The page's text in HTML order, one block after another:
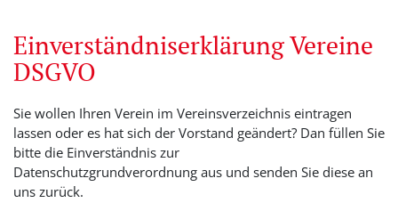
Einverständniserklärung Vereine
DSGVO
Sie wollen Ihren Verein im Vereinsverzeichnis eintragen
lassen oder es hat sich der Vorstand geändert? Dan füllen Sie
bitte die Einverständnis zur
Datenschutzgrundverordnung aus und senden Sie diese an
uns zurück.